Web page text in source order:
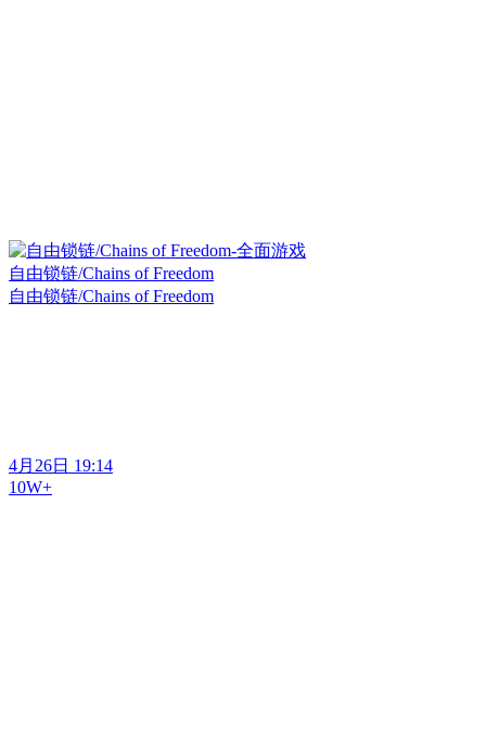
自由锁链/Chains of Freedom
自由锁链/Chains of Freedom
4月26日 19:14
10W+